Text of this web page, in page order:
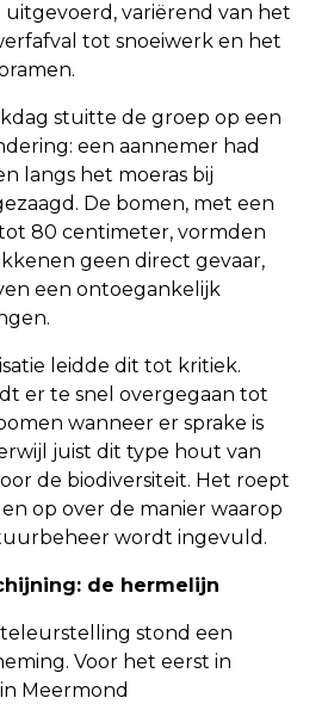
variërend van het
tot snoeiwerk en het
stuitte de groep op een
een aannemer had
langs het moeras bij
De bomen, met een
80 centimeter, vormden
geen direct gevaar,
een ontoegankelijk
leidde dit tot kritiek.
er te snel overgegaan tot
wanneer er sprake is
juist dit type hout van
de biodiversiteit. Het roept
op over de manier waarop
wordt ingevuld.
de hermelijn
stond een
Voor het eerst in
Meermond